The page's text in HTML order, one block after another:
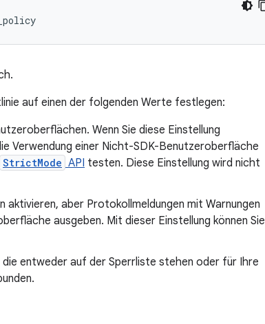
auf einen der folgenden Werte festlegen:
Wenn Sie diese Einstellung
Verwendung einer Nicht-SDK-Benutzeroberfläche
StrictMode API testen. Diese Einstellung wird nicht
aber Protokollmeldungen mit Warnungen
ausgeben. Mit dieser Einstellung können Sie
entweder auf der Sperrliste stehen oder für Ihre